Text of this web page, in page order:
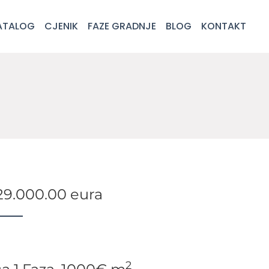
CJENIK FAZE GRADNJE BLOG KONTAKT
eura
2